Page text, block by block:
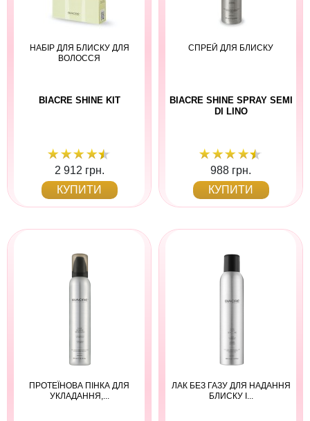
НАБІР ДЛЯ БЛИСКУ ДЛЯ
ВОЛОССЯ
BIACRE SHINE KIT
2 912 грн.
КУПИТИ
СПРЕЙ ДЛЯ БЛИСКУ
BIACRE SHINE SPRAY SEMI
DI LINO
988 грн.
КУПИТИ
ПРОТЕЇНОВА ПІНКА ДЛЯ
УКЛАДАННЯ,...
ЛАК БЕЗ ГАЗУ ДЛЯ НАДАННЯ
БЛИСКУ І...